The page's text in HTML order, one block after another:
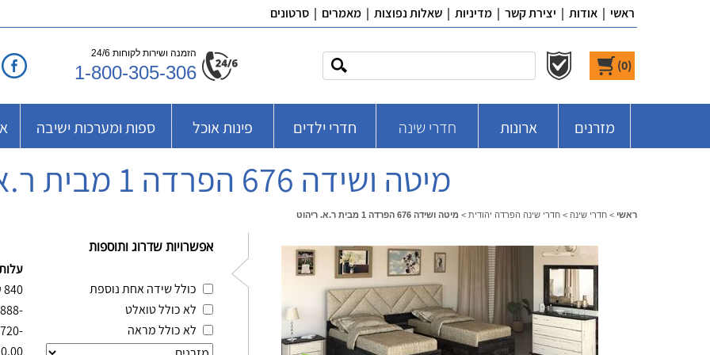
ראשי | אודות | יצירת קשר | מדיניות | שאלות נפוצות | מאמרים | סרטונים
(
0
)
הזמנה ושירות לקוחות 24/6
1-800-305-306
מזרנים ארונות חדרי שינה חדרי ילדים פינות אוכל ספות ומערכות ישיבה
מיטה ושידה 676 הפרדה 1 מבית ר.א. ריהוט
ראשי > חדרי שינה > חדרי שינה הפרדה יהודית > מיטה ושידה 676 הפרדה 1 מבית ר.א. ריהוט
אפשרויות שדרוג ותוספות
כולל שידה אחת נוספת
840
לא כולל טואלט
-1888
לא כולל מראה
-720
0.00